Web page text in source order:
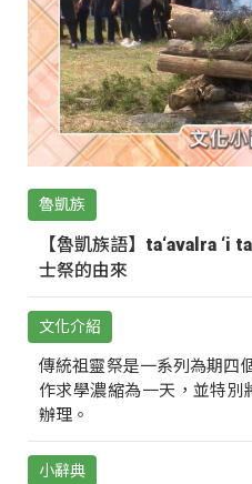
魯凱族
【魯凱族語】ta‘avalra ‘i
士祭的由來
文化介紹
傳統祖靈祭是一系列為期四
作求學濃縮為一天，並特別
辦理。
小辭典